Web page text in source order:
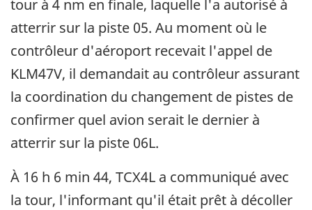
tour à 4 nm en finale, laquelle l'a autorisé à
atterrir sur la piste 05. Au moment où le
contrôleur d'aéroport recevait l'appel de
KLM47V, il demandait au contrôleur assurant
la coordination du changement de pistes de
confirmer quel avion serait le dernier à
atterrir sur la piste 06L.
À 16 h 6 min 44, TCX4L a communiqué avec
la tour, l'informant qu'il était prêt à décoller